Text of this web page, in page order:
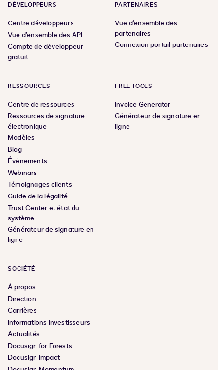
DÉVELOPPEURS
Centre développeurs
Vue d’ensemble des API
Compte de développeur
gratuit
PARTENAIRES
Vue d'ensemble des
partenaires
Connexion portail partenaires
RESSOURCES
Centre de ressources
Ressources de signature
électronique
Modèles
Blog
Événements
Webinars
Témoignages clients
Guide de la légalité
Trust Center et état du
système
Générateur de signature en
ligne
FREE TOOLS
Invoice Generator
Générateur de signature en
ligne
SOCIÉTÉ
À propos
Direction
Carrières
Informations investisseurs
Actualités
Docusign for Forests
Docusign Impact